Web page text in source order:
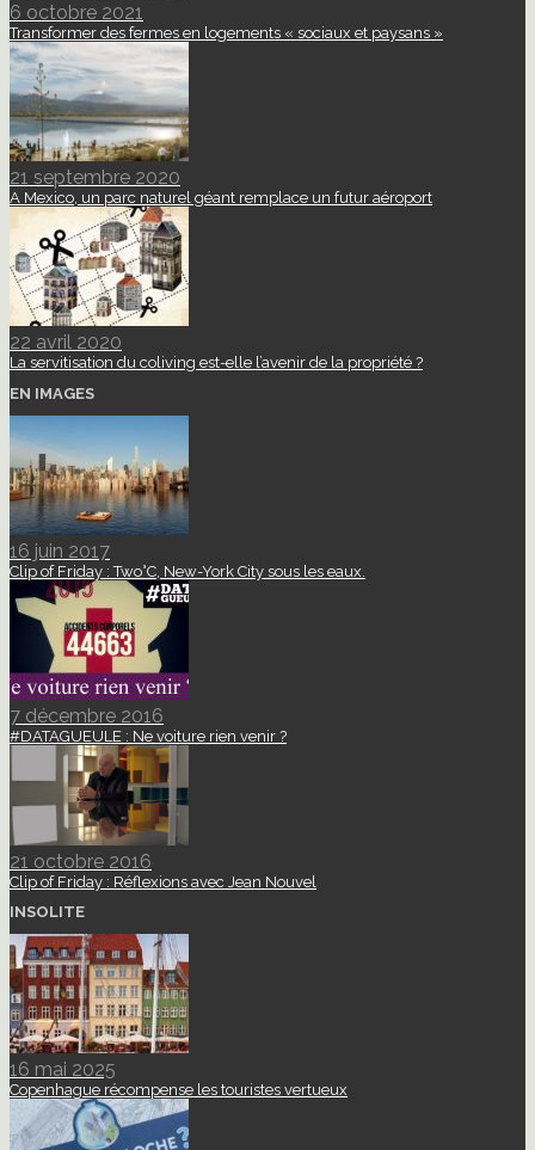
6 octobre 2021
Transformer des fermes en logements « sociaux et paysans »
21 septembre 2020
A Mexico, un parc naturel géant remplace un futur aéroport
22 avril 2020
La servitisation du coliving est-elle l’avenir de la propriété ?
EN IMAGES
16 juin 2017
Clip of Friday : Two°C, New-York City sous les eaux.
7 décembre 2016
#DATAGUEULE : Ne voiture rien venir ?
21 octobre 2016
Clip of Friday : Réflexions avec Jean Nouvel
INSOLITE
16 mai 2025
Copenhague récompense les touristes vertueux